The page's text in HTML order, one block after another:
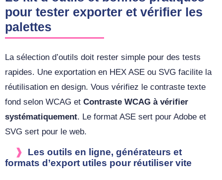
pour tester exporter et vérifier les
palettes
La sélection d’outils doit rester simple pour des tests
rapides. Une exportation en HEX ASE ou SVG facilite la
réutilisation en design. Vous vérifiez le contraste texte
fond selon WCAG et Contraste WCAG à vérifier
systématiquement. Le format ASE sert pour Adobe et
SVG sert pour le web.
Les outils en ligne, générateurs et
formats d’export utiles pour réutiliser vite